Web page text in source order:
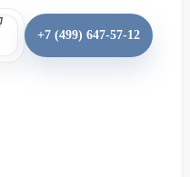
Контакты+7 (499) 647-57-12